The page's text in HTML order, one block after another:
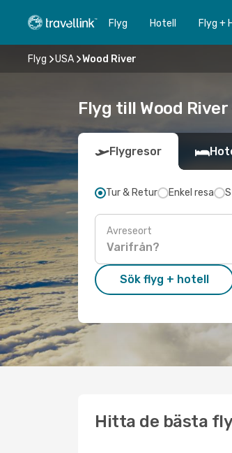
Flyg Hotell Flyg +
Flyg USA Wood River
Flyg till Wood
Flygresor
Tur & Retur Enkel resa
Avreseort
Sök flyg + hotell
Hitta de bästa